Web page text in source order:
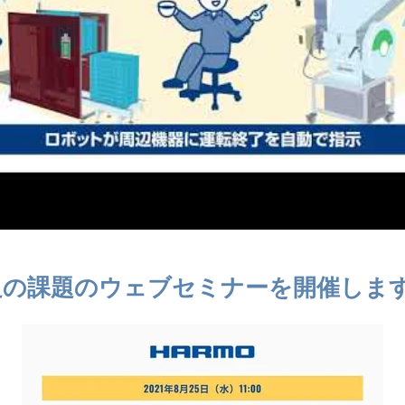
課題のウェブセミナーを開催しま